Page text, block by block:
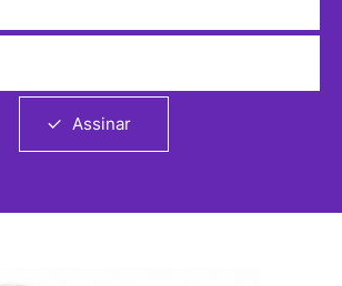
Assinar